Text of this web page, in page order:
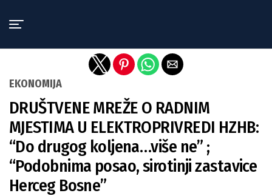
EKONOMIJA
DRUŠTVENE MREŽE O RADNIM
MJESTIMA U ELEKTROPRIVREDI HZHB:
“Do drugog koljena…više ne” ;
“Podobnima posao, sirotinji zastavice
Herceg Bosne”